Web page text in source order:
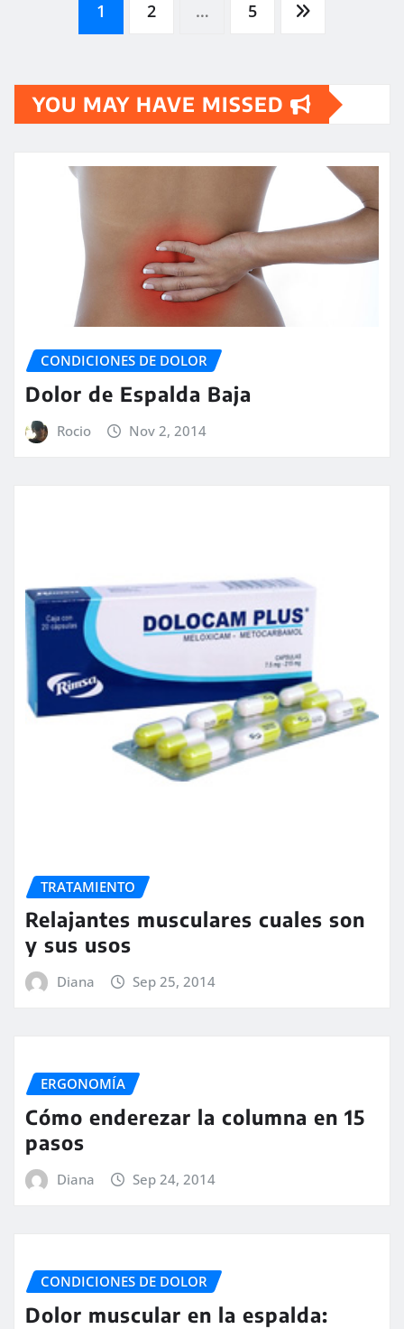
Paginación
entradas
1 2 … 5
YOU MAY HAVE MISSED
CONDICIONES DE DOLOR
Dolor de Espalda Baja
Rocio Nov 2, 2014
TRATAMIENTO
Relajantes musculares cuales son
y sus usos
Diana Sep 25, 2014
ERGONOMÍA
Cómo enderezar la columna en 15
pasos
Diana Sep 24, 2014
CONDICIONES DE DOLOR
Dolor muscular en la espalda: